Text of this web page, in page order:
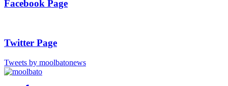
Facebook Page
Twitter Page
Tweets by moolbatonews